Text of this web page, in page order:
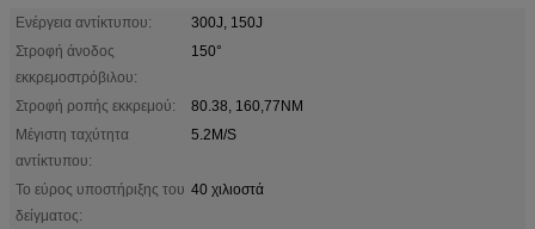
Ενέργεια αντίκτυπου:
300J, 150J
Στροφή άνοδος
εκκρεμοστρόβιλου:
150°
Στροφή ροπής εκκρεμού:
80.38, 160,77NM
Μέγιστη ταχύτητα
αντίκτυπου:
5.2M/S
Το εύρος υποστήριξης του
δείγματος:
40 χιλιοστά